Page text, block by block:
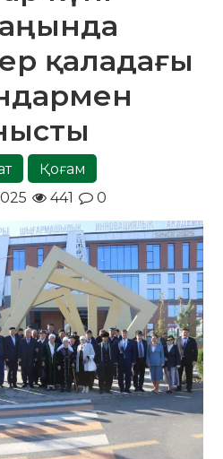
қаладағы
Қоғам
441 0